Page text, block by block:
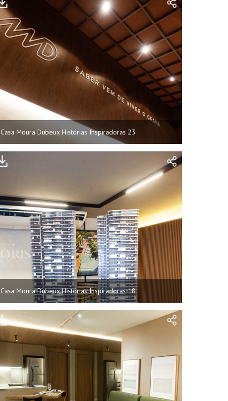
Casa Moura Dubeux Histórias Inspiradoras 23
Casa Moura Dubeux Histórias Inspiradoras 18